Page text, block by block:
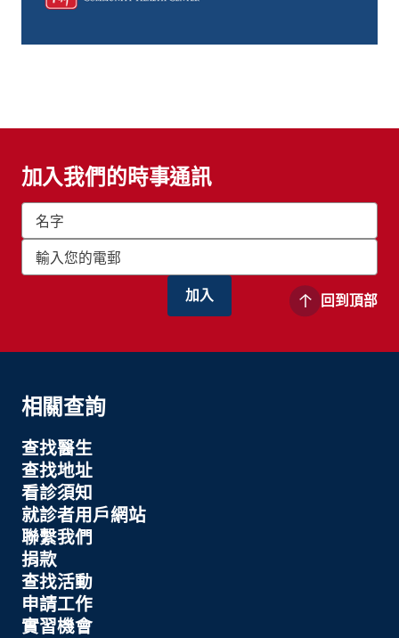
加入我們的時事通訊
回到頂部
相關查詢
查找醫生
查找地址
看診須知
就診者用戶網站
聯繫我們
捐款
查找活動
申請工作
實習機會